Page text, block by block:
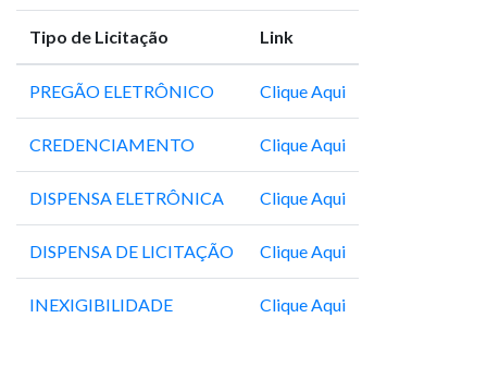
Tipo de Licitação Link
PREGÃO ELETRÔNICO Clique Aqui
CREDENCIAMENTO Clique Aqui
DISPENSA ELETRÔNICA Clique Aqui
DISPENSA DE LICITAÇÃO Clique Aqui
INEXIGIBILIDADE Clique Aqui